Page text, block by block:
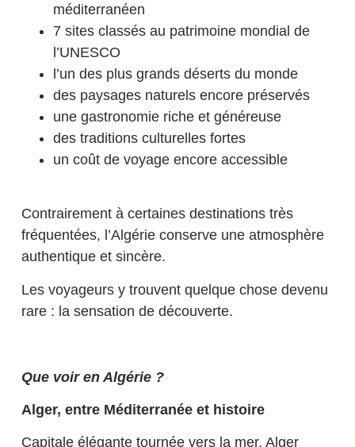
méditerranéen
7 sites classés au patrimoine mondial de
l’UNESCO
l’un des plus grands déserts du monde
des paysages naturels encore préservés
une gastronomie riche et généreuse
des traditions culturelles fortes
un coût de voyage encore accessible
Contrairement à certaines destinations très
fréquentées, l’Algérie conserve une atmosphère
authentique et sincère.
Les voyageurs y trouvent quelque chose devenu
rare : la sensation de découverte.
Que voir en Algérie ?
Alger, entre Méditerranée et histoire
Capitale élégante tournée vers la mer, Alger